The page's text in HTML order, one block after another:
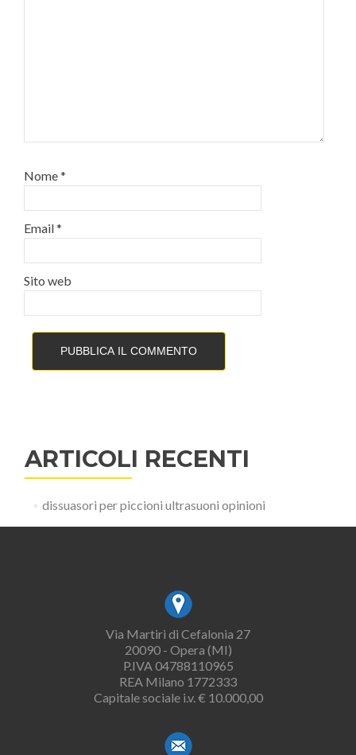
Nome*
Email*
Sito web
ARTICOLI RECENTI
dissuasori per piccioni ultrasuoni opinioni
Via Martiri di Cefalonia 27
20090 - Opera (MI)
P.IVA 04788110965
REA Milano 1772333
Capitale sociale i.v. € 10.000,00